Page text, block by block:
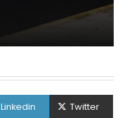
Linkedin Twitter